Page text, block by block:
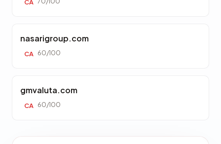
CA
nasarigroup.com
CA 60/100
gmvaluta.com
CA 60/100